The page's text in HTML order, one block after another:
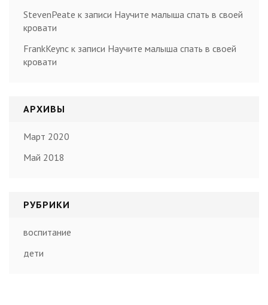
StevenPeate к записи Научите малыша спать в своей
кровати
FrankKeync к записи Научите малыша спать в своей
кровати
АРХИВЫ
Март 2020
Май 2018
РУБРИКИ
воспитание
дети